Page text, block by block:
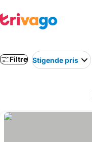
Filtre Stigende pris